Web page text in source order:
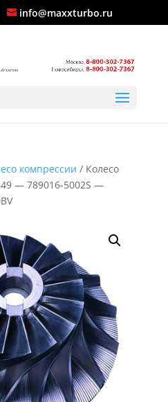
info@maxxturbo.ru
компрессии / Колесо
— 789016-5002S —